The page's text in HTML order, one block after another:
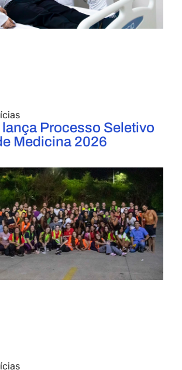
Processo Seletivo
Medicina 2026